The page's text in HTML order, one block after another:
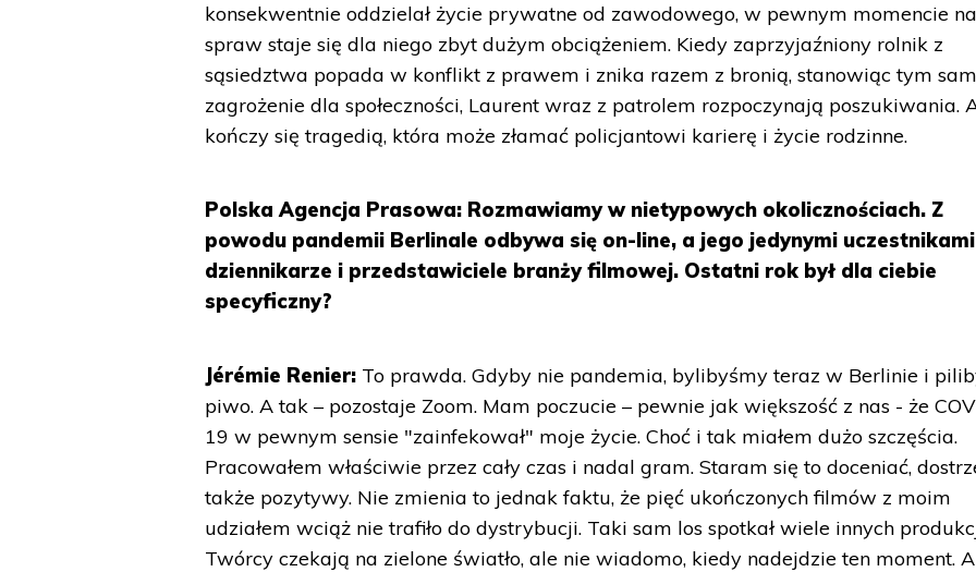
konsekwentnie oddzielał życie prywatne od zawodowego, w pewnym momencie
spraw staje się dla niego zbyt dużym obciążeniem. Kiedy zaprzyjaźniony rolnik z
sąsiedztwa popada w konflikt z prawem i znika razem z bronią, stanowiąc tym
zagrożenie dla społeczności, Laurent wraz z patrolem rozpoczynają poszukiwania.
kończy się tragedią, która może złamać policjantowi karierę i życie rodzinne.
Polska Agencja Prasowa: Rozmawiamy w nietypowych okolicznościach. Z
powodu pandemii Berlinale odbywa się on-line, a jego jedynymi
dziennikarze i przedstawiciele branży filmowej. Ostatni rok był dla ciebie
specyficzny?
Jérémie Renier: To prawda. Gdyby nie pandemia, bylibyśmy teraz w Berlinie i
piwo. A tak – pozostaje Zoom. Mam poczucie – pewnie jak większość z nas - że
19 w pewnym sensie "zainfekował" moje życie. Choć i tak miałem dużo szczęścia.
Pracowałem właściwie przez cały czas i nadal gram. Staram się to doceniać,
także pozytywy. Nie zmienia to jednak faktu, że pięć ukończonych filmów z moim
udziałem wciąż nie trafiło do dystrybucji. Taki sam los spotkał wiele innych
Twórcy czekają na zielone światło, ale nie wiadomo, kiedy nadejdzie ten moment. A